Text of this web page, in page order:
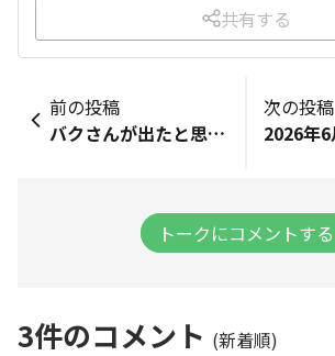
共有する
前の投稿
バクさんが出たと思ったら、その後に初めてアッカさん（でいいのかな？）の登場にビックリしました。
次の投稿
トークにコメントする
3件のコメント (新着順)